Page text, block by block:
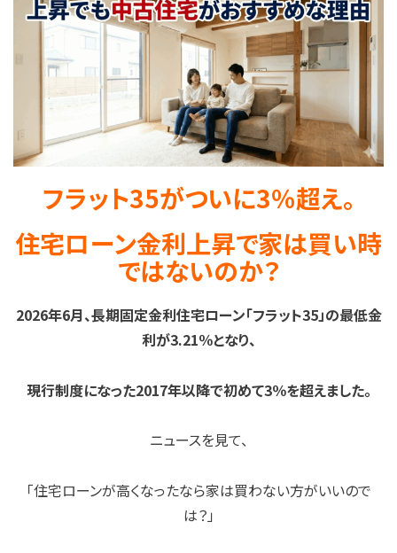
フラット35がついに3％超え。
住宅ローン金利上昇で家は買い時
ではないのか？
2026年6月、長期固定金利住宅ローン「フラット35」の最低金
利が3.21％となり、
現行制度になった2017年以降で初めて3％を超えました。
ニュースを見て、
「住宅ローンが高くなったなら家は買わない方がいいので
は？」